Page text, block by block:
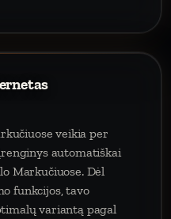
veikia per
automatiškai
Markučiuose. Dėl
funkcijos, tavo
variantą pagal